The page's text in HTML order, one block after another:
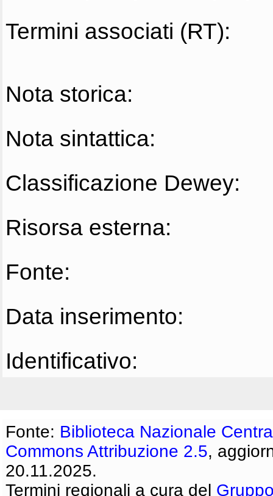
Termini associati (RT):
Nota storica:
Nota sintattica:
Classificazione Dewey:
Risorsa esterna:
Fonte:
Data inserimento:
Identificativo:
Fonte: Biblioteca Nazionale
Commons Attribuzione 2.5,
20.11.2025.
Termini regionali a cura del